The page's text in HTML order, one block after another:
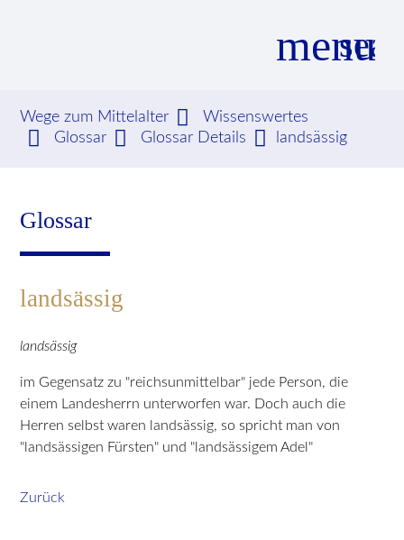
menu
Suchbegriffe SUCHEN
Wege zum Mittelalter
Wissenswertes
Glossar
Glossar Details landsässig
Glossar
landsässig
landsässig
im Gegensatz zu "reichsunmittelbar" jede Person, die
einem Landesherrn unterworfen war. Doch auch die
Herren selbst waren landsässig, so spricht man von
"landsässigen Fürsten" und "landsässigem Adel"
Zurück